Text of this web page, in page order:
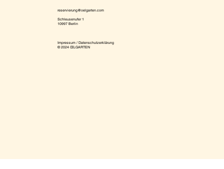
reservierung@oelgarten.com
Schleusenufer 1
10997 Berlin
Impressum / Datenschutzerklärung
© 2024 ŒLGARTEN